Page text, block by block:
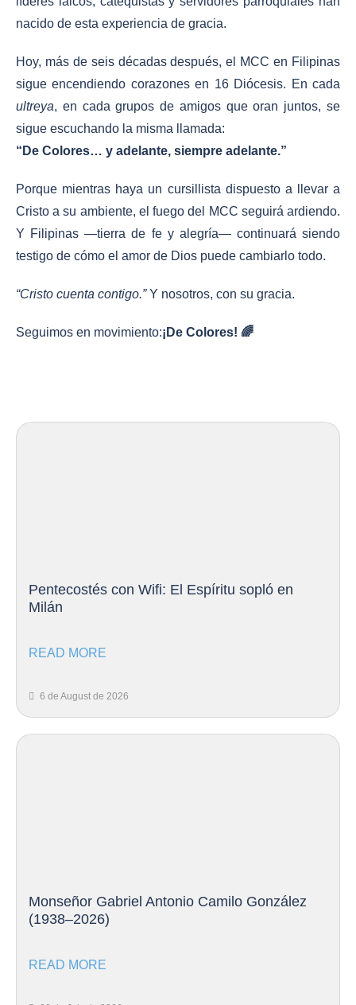
nacido de esta experiencia de gracia.
Hoy, más de seis décadas después, el MCC en Filipinas
sigue encendiendo corazones en 16 Diócesis. En cada
ultreya, en cada grupos de amigos que oran juntos, se
sigue escuchando la misma llamada:
“De Colores… y adelante, siempre adelante.”
Porque mientras haya un cursillista dispuesto a llevar a
Cristo a su ambiente, el fuego del MCC seguirá ardiendo.
Y Filipinas —tierra de fe y alegría— continuará siendo
testigo de cómo el amor de Dios puede cambiarlo todo.
“Cristo cuenta contigo.”Y nosotros, con su gracia.
Seguimos en movimiento:¡De Colores! 🌈
Pentecostés con Wifi: El Espíritu sopló en
Milán
READ MORE
6 de August de 2026
Monseñor Gabriel Antonio Camilo González
(1938–2026)
READ MORE